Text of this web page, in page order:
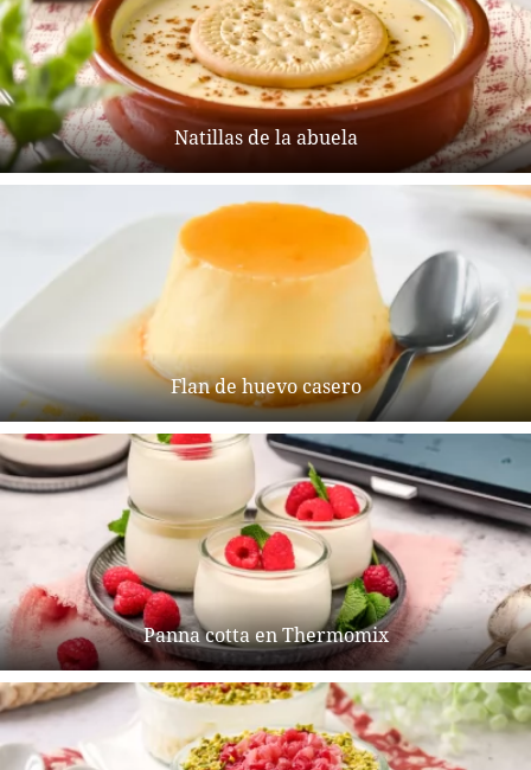
Natillas de la abuela
Flan de huevo casero
Panna cotta en Thermomix